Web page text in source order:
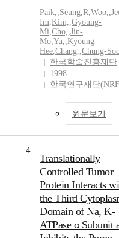
Paik,,Seung,R,Woo,,
Im,Kim,,Gyoung-
Mi,Cho,,Jin-
Mo,Yu,,Kyoung-
Hee,Chang,,Chung-
한국학술진흥재단
1998
한국연구재단
원문보기
4
Translationally
Controlled Tumor
Protein Interacts
the Third
Domain of Na, K-
ATPase α Subunit